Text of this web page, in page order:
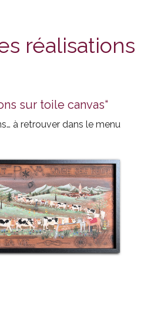
réalisations
sur toile canvas“
à retrouver dans le menu